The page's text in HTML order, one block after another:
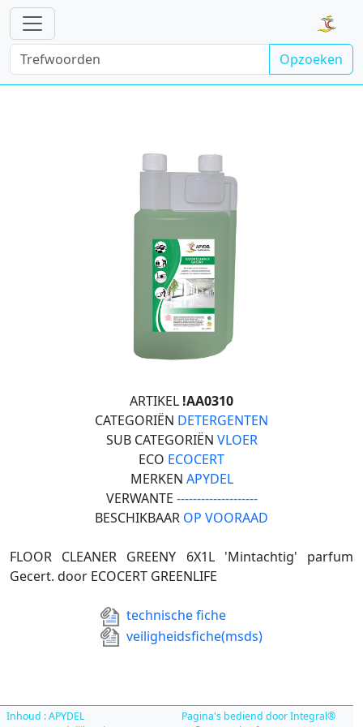
Opzoeken
ARTIKEL !AA0310
CATEGORIËN DETERGENTEN
SUB CATEGORIËN VLOER
ECO ECOCERT
MERKEN APYDEL
VERWANTE --------------------
BESCHIKBAAR OP VOORAAD
FLOOR CLEANER GREENY 6X1L 'Mintachtig' parfum
Gecert. door ECOCERT GREENLIFE
technische fiche
veiligheidsfiche(msds)
Inhoud : APYDEL
Pagina's bediend door Integral®